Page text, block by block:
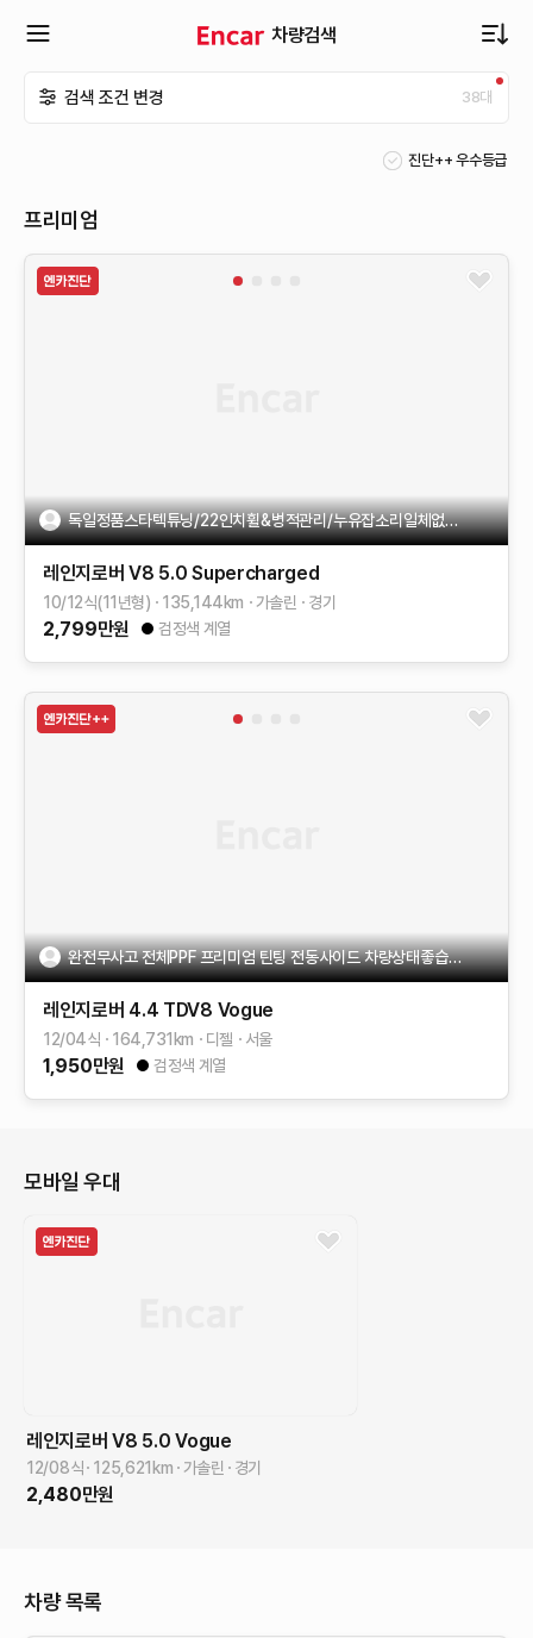
차량검색
뉴
검색 조건 변경 38대
진단++ 우수등급
프리미엄
독일정품스타텍튜닝/22인치휠&병적관리/누유잡소리일체없음&완무
레인지로버 V8 5.0 Supercharged
10/12식(11년형) 135,144km 가솔린 경기
2,799만원 검정색 계열
완전무사고 전체PPF 프리미엄 틴팅 전동사이드 차량상태좋습니다
레인지로버 4.4 TDV8 Vogue
12/04식 164,731 km 디젤 서울
1,950만원 검정색 계열
모바일 우대
레인지로버 V8 5.0 Vogue
12/08식 125,621 km 가솔린 경기
2,480만원
차량 목록